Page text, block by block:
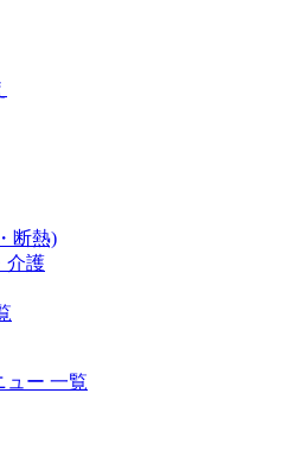
断熱)
介護
ュー 一覧